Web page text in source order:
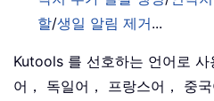
할/생일 알림 제거...
Kutools 를 선호하는 언어로
어， 독일어， 프랑스어， 중